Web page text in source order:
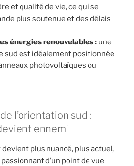
et qualité de vie, ce qui se
plus soutenue et des délais
énergies renouvelables : une
sud est idéalement positionnée
photovoltaïques ou
l’orientation sud :
ennemi
devient plus nuancé, plus actuel,
d’un point de vue